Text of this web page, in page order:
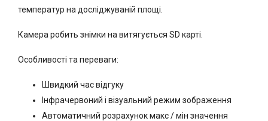
температур на досліджуваній площі.
Камера робить знімки на витягується SD карті.
Особливості та переваги:
Швидкий час відгуку
Інфрачервоний і візуальний режим зображення
Автоматичний розрахунок макс / мін значення